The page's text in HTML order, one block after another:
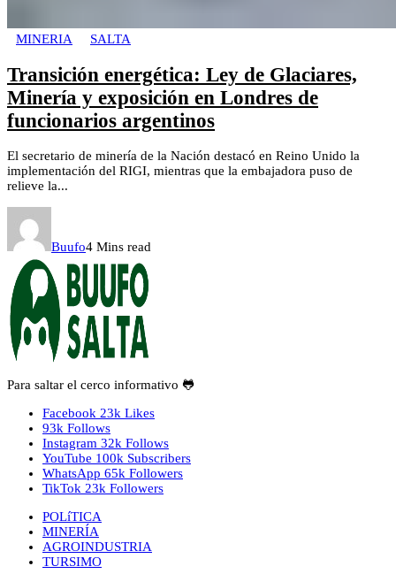
MINERIA SALTA
Transición energética: Ley de Glaciares,
Minería y exposición en Londres de
funcionarios argentinos
El secretario de minería de la Nación destacó en Reino Unido la
implementación del RIGI, mientras que la embajadora puso de
relieve la...
Buufo4 Mins read
Para saltar el cerco informativo 🐸
Facebook 23k Likes
93k Follows
Instagram 32k Follows
YouTube 100k Subscribers
WhatsApp 65k Followers
TikTok 23k Followers
POLíTICA
MINERÍA
AGROINDUSTRIA
TURSIMO